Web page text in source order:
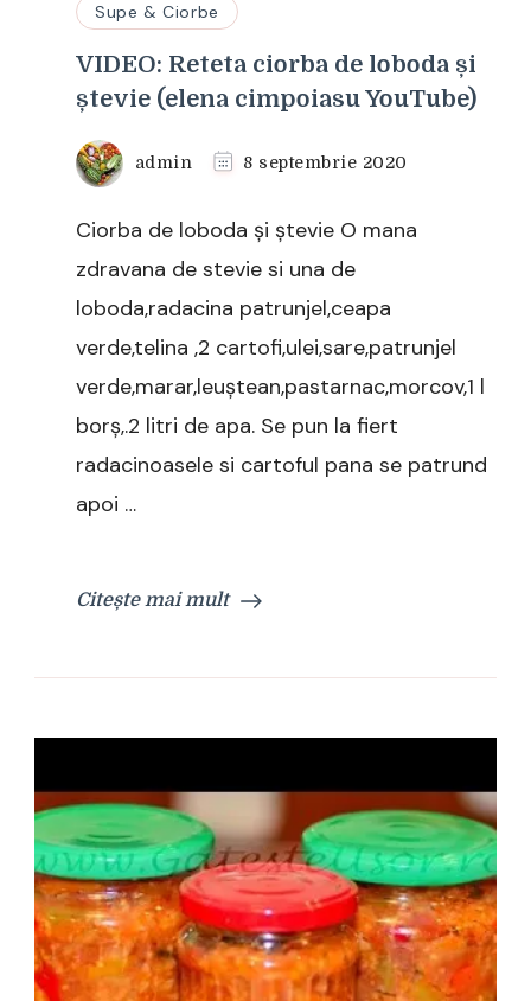
Supe & Ciorbe
VIDEO: Reteta ciorba de loboda și
ștevie (elena cimpoiasu YouTube)
admin 8 septembrie 2020
Ciorba de loboda și ștevie O mana
zdravana de stevie si una de
loboda,radacina patrunjel,ceapa
verde,telina ,2 cartofi,ulei,sare,patrunjel
verde,marar,leuștean,pastarnac,morcov,1 l
borș,.2 litri de apa. Se pun la fiert
radacinoasele si cartoful pana se patrund
apoi …
Citește mai mult